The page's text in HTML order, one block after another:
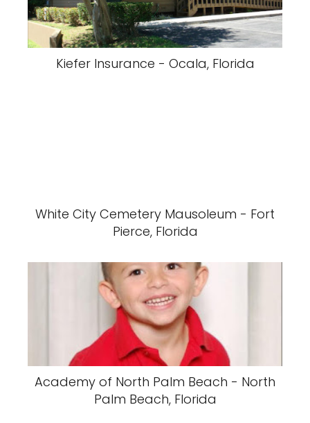
Kiefer Insurance - Ocala, Florida
White City Cemetery Mausoleum - Fort
Pierce, Florida
Academy of North Palm Beach - North
Palm Beach, Florida